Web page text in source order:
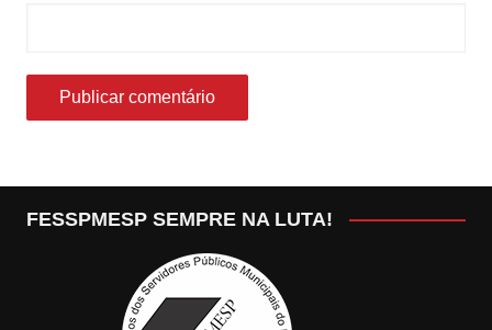
FESSPMESP SEMPRE NA LUTA!